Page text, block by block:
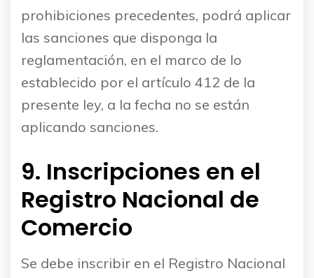
prohibiciones precedentes, podrá aplicar
las sanciones que disponga la
reglamentación, en el marco de lo
establecido por el artículo 412 de la
presente ley, a la fecha no se están
aplicando sanciones.
9. Inscripciones en el
Registro Nacional de
Comercio
Se debe inscribir en el Registro Nacional